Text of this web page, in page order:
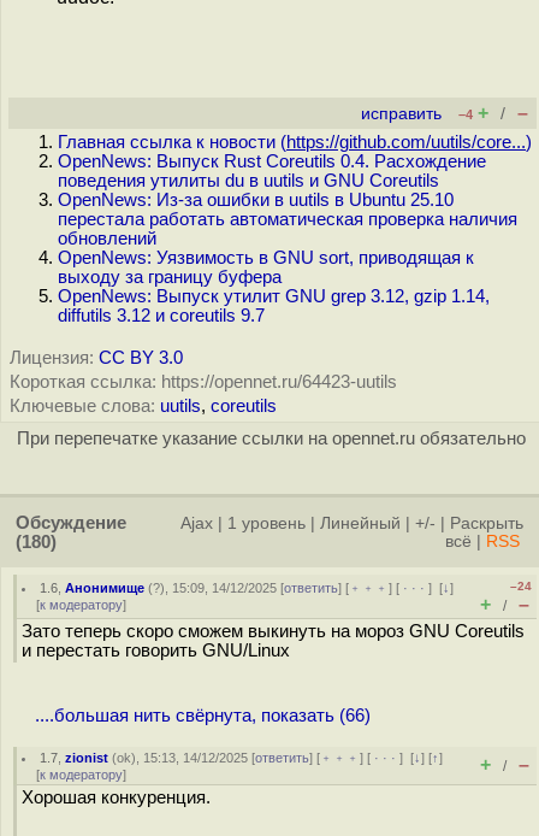
исправить –4 + / –
Главная ссылка к новости (https://github.com/uutils/core...)
OpenNews: Выпуск Rust Coreutils 0.4. Расхождение
поведения утилиты du в uutils и GNU Coreutils
OpenNews: Из-за ошибки в uutils в Ubuntu 25.10
перестала работать автоматическая проверка наличия
обновлений
OpenNews: Уязвимость в GNU sort, приводящая к
выходу за границу буфера
OpenNews: Выпуск утилит GNU grep 3.12, gzip 1.14,
diffutils 3.12 и coreutils 9.7
Лицензия: CC BY 3.0
Короткая ссылка: https://opennet.ru/64423-uutils
Ключевые слова: uutils, coreutils
При перепечатке указание ссылки на opennet.ru обязательно
Обсуждение
(180)
Ajax 1 уровень Линейный +/-
Раскрыть
всё
RSS
1.6 ,Анонимище (?), 15:09, 14/12/2025 [ответить] [ ﹢﹢﹢] [ · · ·][↓]
[к модератору]
–24
+ / –
Зато теперь скоро сможем выкинуть на мороз GNU Coreutils
и перестать говорить GNU/Linux
....большая нить свёрнута, показать (66)
1.7 ,zionist (ok), 15:13, 14/12/2025 [ответить] [ ﹢﹢﹢] [ · · ·][↓] [↑]
[к модератору] + / –
Хорошая конкуренция.